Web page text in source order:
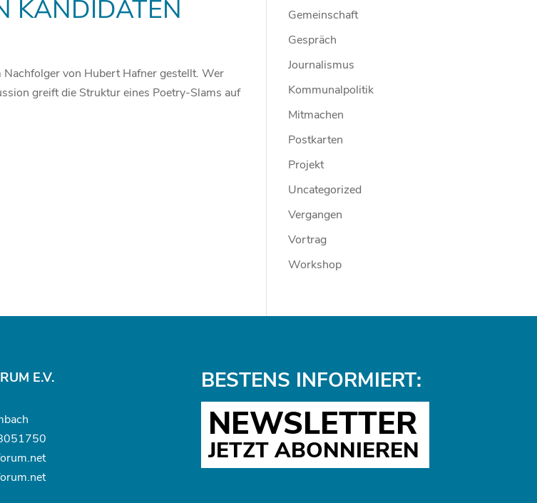
KANDIDATEN
von Hubert Hafner gestellt. Wer
greift die Struktur eines Poetry-Slams auf
Gemeinschaft
Gespräch
Journalismus
Kommunalpolitik
Mitmachen
Postkarten
Projekt
Uncategorized
Vergangen
Vortrag
Workshop
E.V. BESTENS INFORMIERT:
NEWSLETTER
JETZT ABONNIEREN